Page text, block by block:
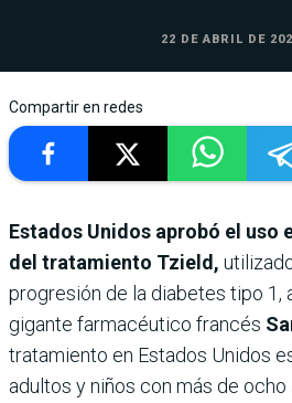
22 DE ABRIL DE
Compartir en redes
Estados Unidos aprobó el uso
del tratamiento Tzield,
progresión de la diabetes tipo 1,
gigante farmacéutico francés
tratamiento en Estados Unidos
adultos y niños con más de ocho